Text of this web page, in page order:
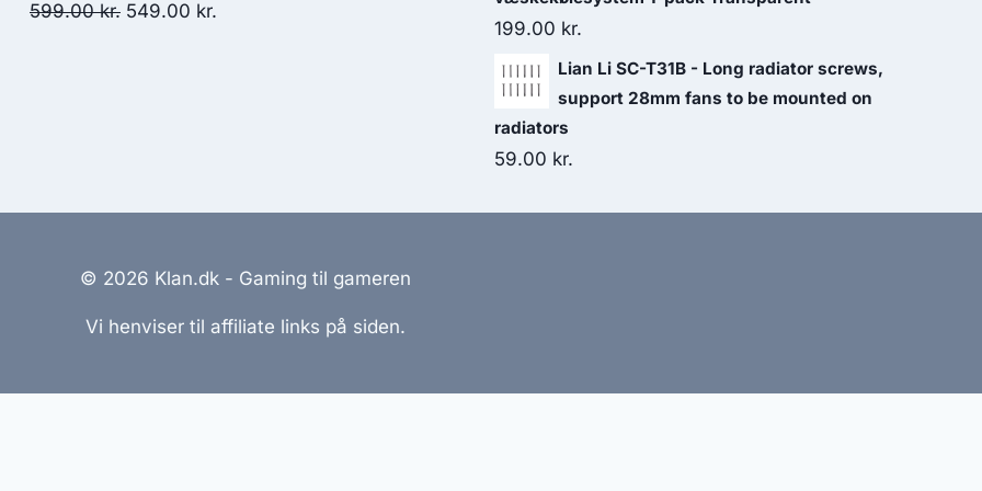
1,199.00 kr..
599.00kr. Original
549.00 kr.
199.00 kr.
Lian Li SC-T31B - Long radiator screws,
support 28mm fans to be mounted on
radiators
59.00 kr.
© 2026 Klan.dk - Gaming til gameren
Vi henviser til affiliate links på siden.